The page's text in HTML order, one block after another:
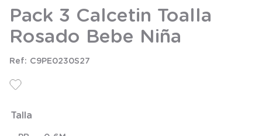
Pack 3 Calcetin Toalla
Rosado Bebe Niña
C9PE0230S27
Talla
3.
zapatillas
4.
body
5
manta
8.